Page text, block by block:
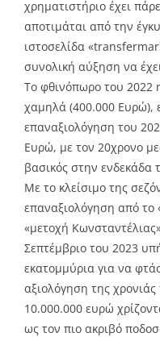
χρηματιστήριο έχει
αποτιμάται από την
ιστοσελίδα
συνολική αύξηση να
Το φθινόπωρο του 2022
χαμηλά (400.000 Ευρώ),
επαναξιολόγηση του
Ευρώ, με τον 20χρονο
βασικός στην ενδεκάδα
Με το κλείσιμο της
επαναξιολόγηση από
«μετοχή
Σεπτέμβριο του 2023
εκατομμύρια για να
αξιολόγηση της
10.000.000 ευρώ
ως τον πιο ακριβό